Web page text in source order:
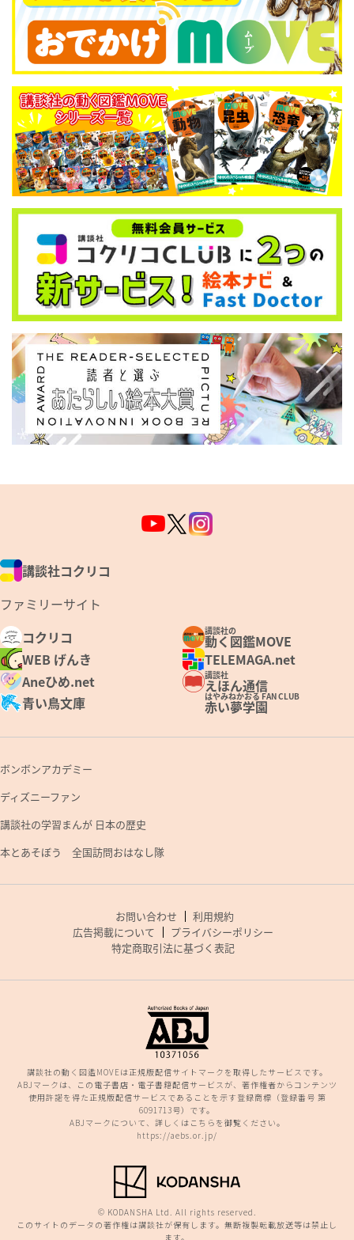
講談社コクリコ
ファミリーサイト
コクリコ
講談社の
動く図鑑MOVE
WEB げんき
TELEMAGA.net
Aneひめ.net
講談社
えほん通信
青い鳥文庫
はやみねかおる FAN CLUB
赤い夢学園
ボンボンアカデミー
ディズニーファン
講談社の学習まんが 日本の歴史
本とあそぼう 全国訪問おはなし隊
お問い合わせ
利用規約
広告掲載について
プライバシーポリシー
特定商取引法に基づく表記
講談社の動く図鑑MOVEは正規版配信サイトマークを取得したサービスです。
ABJマークは、この電子書店・電子書籍配信サービスが、著作権者からコンテンツ
使用許諾を得た正規版配信サービスであることを示す登録商標（登録番号 第
6091713号）です。
ABJマークについて、詳しくはこちらを御覧ください。
https://aebs.or.jp/
© KODANSHA Ltd. All rights reserved.
このサイトのデータの著作権は講談社が保有します。無断複製転載放送等は禁止し
ます。